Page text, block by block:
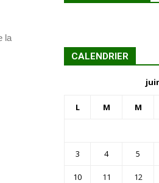
la
CALENDRIER
L M M
3 4 5
10 11 12